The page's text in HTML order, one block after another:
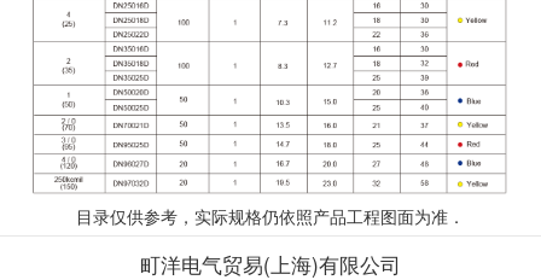
目录仅供参考，实际规格仍依照产品工程图面为准．
町洋电气贸易(上海)有限公司